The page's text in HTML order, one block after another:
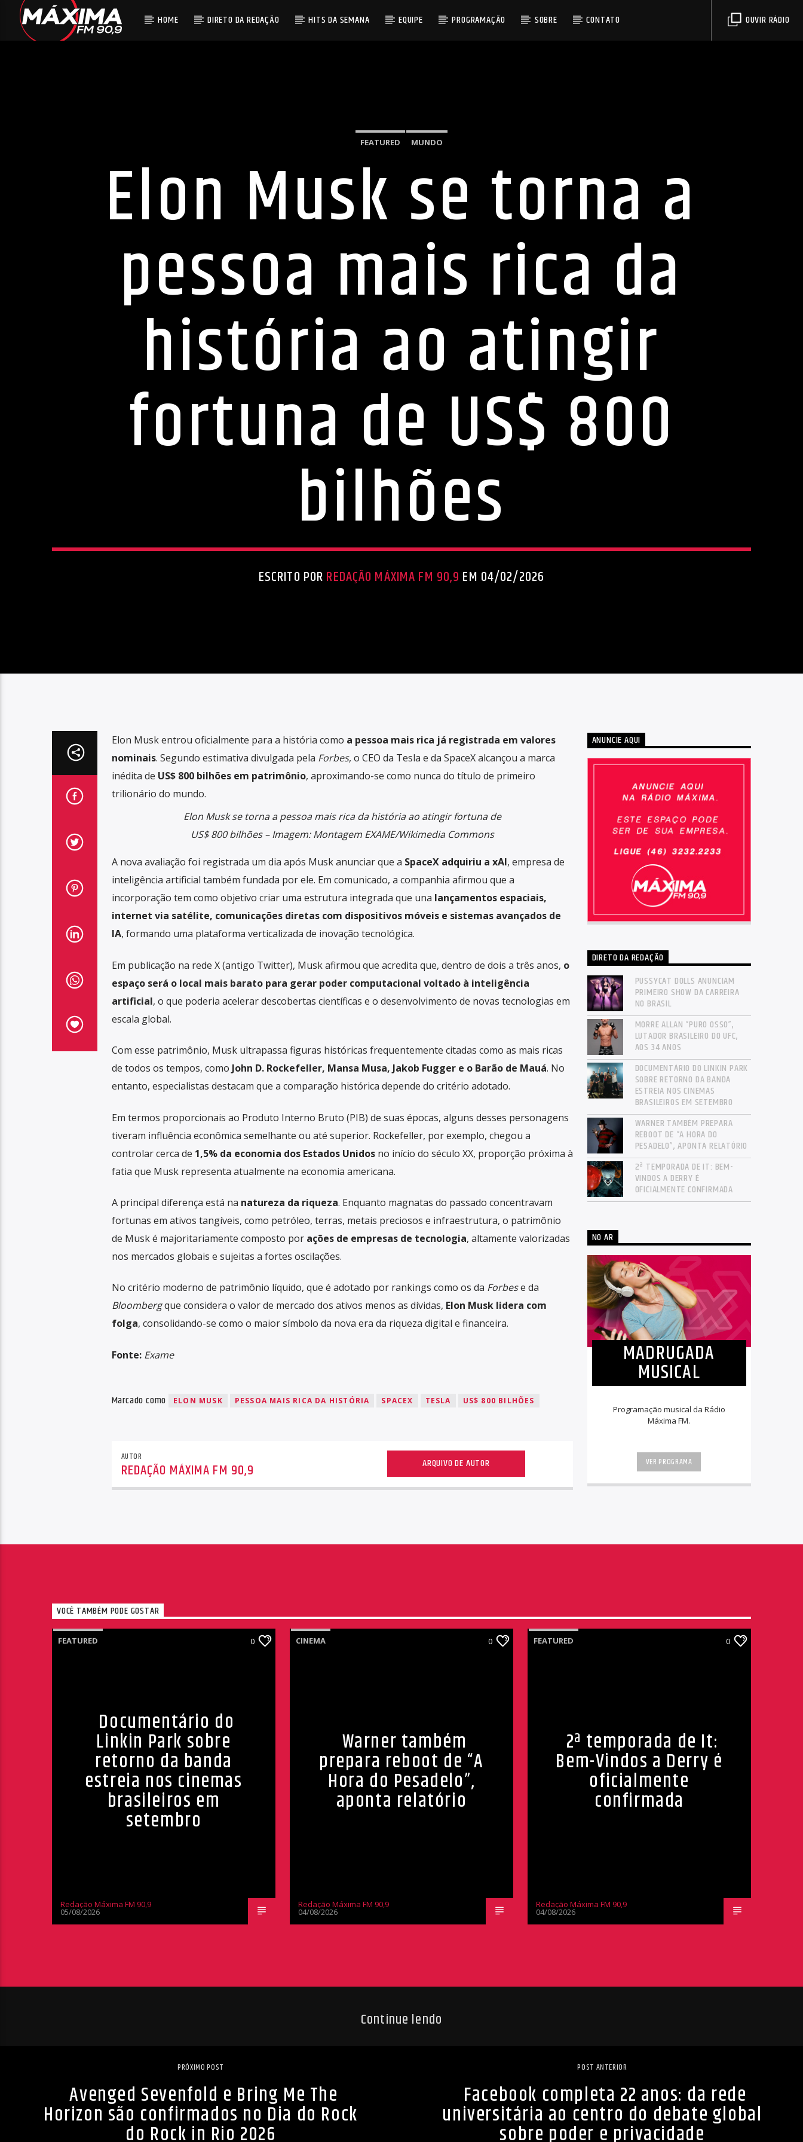
HOME DIRETO DA REDAÇÃO HITS DA SEMANA EQUIPE PROGRAMAÇÃO SOBRE CONTATO OUVIR RÁDIO
FEATURED MUNDO
Elon Musk se torna a
pessoa mais rica da
história ao atingir
fortuna de US$ 800
bilhões
ESCRITO POR REDAÇÃO MÁXIMA FM 90,9 EM 04/02/2026
Elon Musk entrou oficialmente para a história como a pessoa mais rica já registrada em valores
nominais. Segundo estimativa divulgada pela Forbes, o CEO da Tesla e da SpaceX alcançou a marca
inédita de US$ 800 bilhões em patrimônio, aproximando-se como nunca do título de primeiro
trilionário do mundo.
Elon Musk se torna a pessoa mais rica da história ao atingir fortuna de
US$ 800 bilhões – Imagem: Montagem EXAME/Wikimedia Commons
A nova avaliação foi registrada um dia após Musk anunciar que a SpaceX adquiriu a xAI, empresa de
inteligência artificial também fundada por ele. Em comunicado, a companhia afirmou que a
incorporação tem como objetivo criar uma estrutura integrada que una lançamentos espaciais,
internet via satélite, comunicações diretas com dispositivos móveis e sistemas avançados de
IA, formando uma plataforma verticalizada de inovação tecnológica.
Em publicação na rede X (antigo Twitter), Musk afirmou que acredita que, dentro de dois a três anos, o
espaço será o local mais barato para gerar poder computacional voltado à inteligência
artificial, o que poderia acelerar descobertas científicas e o desenvolvimento de novas tecnologias em
escala global.
Com esse patrimônio, Musk ultrapassa figuras históricas frequentemente citadas como as mais ricas
de todos os tempos, como John D. Rockefeller, Mansa Musa, Jakob Fugger e o Barão de Mauá. No
entanto, especialistas destacam que a comparação histórica depende do critério adotado.
Em termos proporcionais ao Produto Interno Bruto (PIB) de suas épocas, alguns desses personagens
tiveram influência econômica semelhante ou até superior. Rockefeller, por exemplo, chegou a
controlar cerca de 1,5% da economia dos Estados Unidosno início do século XX, proporção próxima à
fatia que Musk representa atualmente na economia americana.
A principal diferença está na natureza da riqueza. Enquanto magnatas do passado concentravam
fortunas em ativos tangíveis, como petróleo, terras, metais preciosos e infraestrutura, o patrimônio
de Musk é majoritariamente composto por ações de empresas de tecnologia, altamente valorizadas
nos mercados globais e sujeitas a fortes oscilações.
No critério moderno de patrimônio líquido, que é adotado por rankings como os da Forbese da
Bloombergque considera o valor de mercado dos ativos menos as dívidas, Elon Musk lidera com
folga, consolidando-se como o maior símbolo da nova era da riqueza digital e financeira.
Fonte:Exame
Marcado como ELON MUSK PESSOA MAIS RICA DA HISTÓRIA SPACEX TESLA US$ 800 BILHÕES
AUTOR
REDAÇÃO MÁXIMA FM 90,9 ARQUIVO DE AUTOR
ANUNCIE AQUI
DIRETO DA REDAÇÃO
PUSSYCAT DOLLS ANUNCIAM
PRIMEIRO SHOW DA CARREIRA
NO BRASIL
MORRE ALLAN “PURO OSSO”,
LUTADOR BRASILEIRO DO UFC,
AOS 34 ANOS
DOCUMENTÁRIO DO LINKIN PARK
SOBRE RETORNO DA BANDA
ESTREIA NOS CINEMAS
BRASILEIROS EM SETEMBRO
WARNER TAMBÉM PREPARA
REBOOT DE “A HORA DO
PESADELO”, APONTA RELATÓRIO
2ª TEMPORADA DE IT: BEM-
VINDOS A DERRY É
OFICIALMENTE CONFIRMADA
NO AR
MADRUGADA
MUSICAL
Programação musical da Rádio
Máxima FM.
VER PROGRAMA
VOCÊ TAMBÉM PODE GOSTAR
FEATURED 0
Documentário do
Linkin Park sobre
retorno da banda
estreia nos cinemas
brasileiros em
setembro
Redação Máxima FM 90,9
05/08/2026
CINEMA 0
Warner também
prepara reboot de “A
Hora do Pesadelo”,
aponta relatório
Redação Máxima FM 90,9
04/08/2026
FEATURED 0
2ª temporada de It:
Bem-Vindos a Derry é
oficialmente
confirmada
Redação Máxima FM 90,9
04/08/2026
Continue lendo
PRÓXIMO POST
Avenged Sevenfold e Bring Me The
Horizon são confirmados no Dia do Rock
do Rock in Rio 2026
POST ANTERIOR
Facebook completa 22 anos: da rede
universitária ao centro do debate global
sobre poder e privacidade